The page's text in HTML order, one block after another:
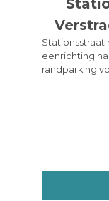
richting
Stationsstraat
eenrichting
randparking